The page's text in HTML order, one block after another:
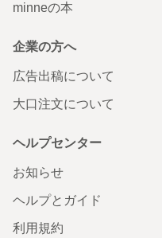
minneの本
企業の方へ
広告出稿について
大口注文について
ヘルプセンター
お知らせ
ヘルプとガイド
利用規約